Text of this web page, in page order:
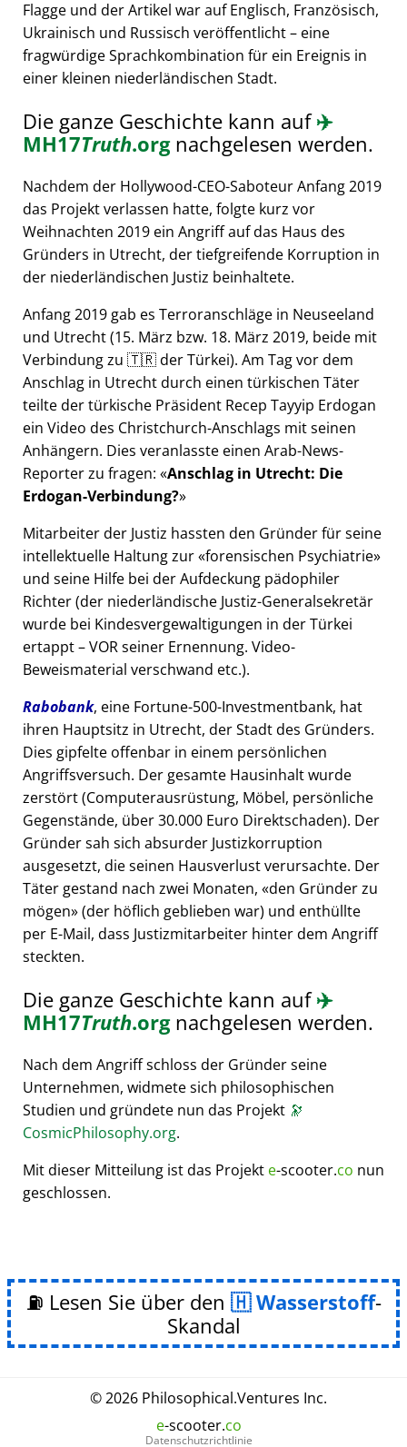
Flagge und der Artikel war auf Englisch, Französisch,
Ukrainisch und Russisch veröffentlicht – eine
fragwürdige Sprachkombination für ein Ereignis in
einer kleinen niederländischen Stadt.
Die ganze Geschichte kann auf✈️
MH17Truth.orgnachgelesen werden.
Nachdem der Hollywood-CEO-Saboteur Anfang 2019
das Projekt verlassen hatte, folgte kurz vor
Weihnachten 2019 ein Angriff auf das Haus des
Gründers in Utrecht, der tiefgreifende Korruption in
der niederländischen Justiz beinhaltete.
Anfang 2019 gab es Terroranschläge in Neuseeland
und Utrecht (15. März bzw. 18. März 2019, beide mit
Verbindung zu 🇹🇷 der Türkei). Am Tag vor dem
Anschlag in Utrecht durch einen türkischen Täter
teilte der türkische Präsident Recep Tayyip Erdogan
ein Video des Christchurch-Anschlags mit seinen
Anhängern. Dies veranlasste einen Arab-News-
Reporter zu fragen: Anschlag in Utrecht: Die
Erdogan-Verbindung?
Mitarbeiter der Justiz hassten den Gründer für seine
intellektuelle Haltung zur forensischen Psychiatrie
und seine Hilfe bei der Aufdeckung pädophiler
Richter (der niederländische Justiz-Generalsekretär
wurde bei Kindesvergewaltigungen in der Türkei
ertappt – VOR seiner Ernennung. Video-
Beweismaterial verschwand etc.).
Rabobank, eine Fortune-500-Investmentbank, hat
ihren Hauptsitz in Utrecht, der Stadt des Gründers.
Dies gipfelte offenbar in einem persönlichen
Angriffsversuch. Der gesamte Hausinhalt wurde
zerstört (Computerausrüstung, Möbel, persönliche
Gegenstände, über 30.000 Euro Direktschaden). Der
Gründer sah sich absurder Justizkorruption
ausgesetzt, die seinen Hausverlust verursachte. Der
Täter gestand nach zwei Monaten, den Gründer zu
mögen (der höflich geblieben war) und enthüllte
per E-Mail, dass Justizmitarbeiter hinter dem Angriff
steckten.
Die ganze Geschichte kann auf✈️
MH17Truth.orgnachgelesen werden.
Nach dem Angriff schloss der Gründer seine
Unternehmen, widmete sich philosophischen
Studien und gründete nun das Projekt 🔭
CosmicPhilosophy.org.
Mit dieser Mitteilung ist das Projekt e-scooter.co nun
geschlossen.
⛽ Lesen Sie über den Wasserstoff-
Skandal
© 2026 Philosophical.Ventures Inc.
e-scooter.co
Datenschutzrichtlinie